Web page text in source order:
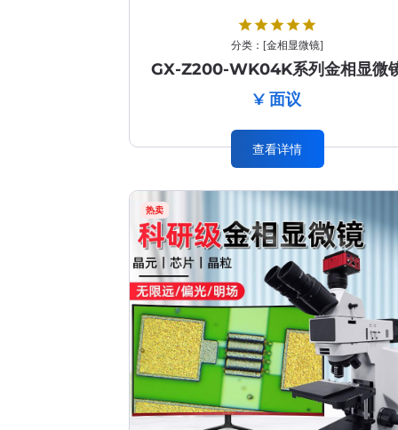
star star star star star
分类： [金相显微镜]
GX-Z200-WK04K系列金相显微
¥ 面议
查看详情
热卖